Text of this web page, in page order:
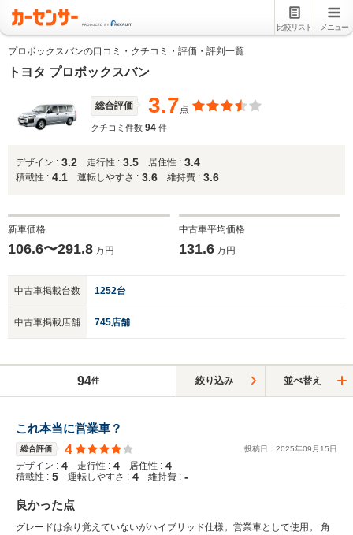
比較リスト メニュー
プロボックスバンの口コミ・クチコミ・評価・評判一覧
トヨタ プロボックスバン
総合評価 3.7点
クチコミ件数 94 件
デザイン : 3.2 走行性 : 3.5 居住性 : 3.4
積載性 : 4.1 運転しやすさ : 3.6 維持費 : 3.6
新車価格
106.6〜291.8 万円
中古車平均価格
131.6万円
中古車掲載台数 1252台
中古車掲載店舗 745店舗
94件 絞り込み 並べ替え
これ本当に営業車？
総合評価 4 投稿日： 2025年09 月 15日
デザイン : 4 走行性 : 4 居住性 : 4
積載性 : 5 運転しやすさ : 4 維持費 : -
良かった点
グレードは余り覚えていないがハイブリッド仕様。営業車として使用。 角